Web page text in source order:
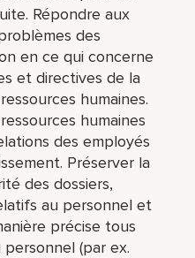
Répondre aux
des
en ce qui concerne
et directives de la
humaines.
humaines
des employés
Préserver la
des dossiers,
au personnel et
précise tous
(par ex.